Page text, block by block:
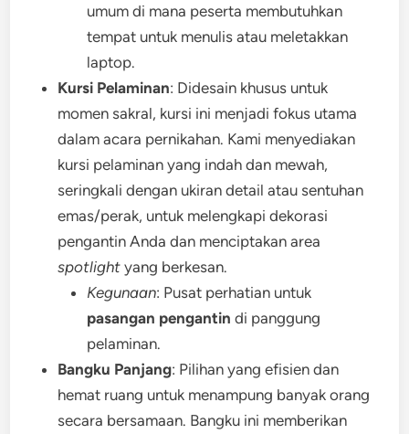
umum di mana peserta membutuhkan
tempat untuk menulis atau meletakkan
laptop.
Kursi Pelaminan: Didesain khusus untuk
momen sakral, kursi ini menjadi fokus utama
dalam acara pernikahan. Kami menyediakan
kursi pelaminan yang indah dan mewah,
seringkali dengan ukiran detail atau sentuhan
emas/perak, untuk melengkapi dekorasi
pengantin Anda dan menciptakan area
spotlight yang berkesan.
Kegunaan: Pusat perhatian untuk
pasangan pengantin di panggung
pelaminan.
Bangku Panjang: Pilihan yang efisien dan
hemat ruang untuk menampung banyak orang
secara bersamaan. Bangku ini memberikan